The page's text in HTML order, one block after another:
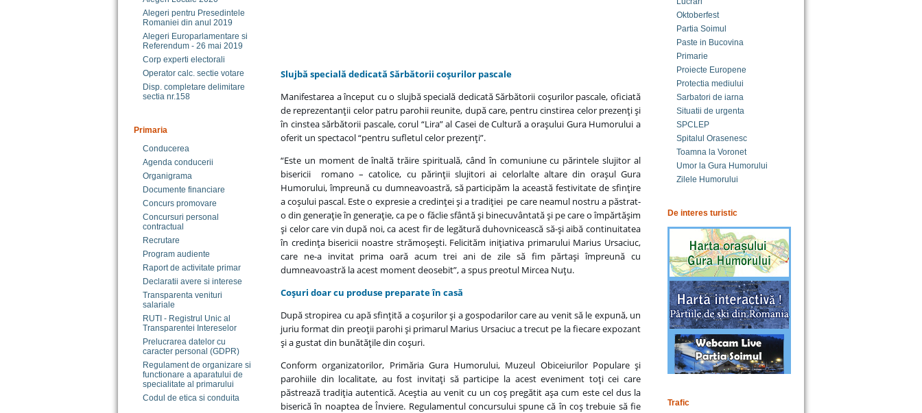
Alegeri pentru Presedintele
Romaniei din anul 2019
Alegeri Europarlamentare si
Referendum - 26 mai 2019
Corp experti electorali
Operator calc. sectie votare
Disp. completare delimitare
sectia nr.158
Primaria
Conducerea
Agenda conducerii
Organigrama
Documente financiare
Concurs promovare
Concursuri personal
contractual
Recrutare
Program audiente
Raport de activitate primar
Declaratii avere si interese
Transparenta venituri
salariale
RUTI - Registrul Unic al
Transparentei Intereselor
Prelucrarea datelor cu
caracter personal (GDPR)
Regulament de organizare si
functionare a aparatului de
specialitate al primarului
Codul de etica si conduita
Slujbă specială dedicată Sărbătorii coşurilor pascale
Manifestarea a început cu o slujbă specială dedicată Sărbătorii coşurilor pascale, oficiată
de reprezentanţii celor patru parohii reunite, după care, pentru cinstirea celor prezenţi şi
în cinstea sărbătorii pascale, corul “Lira” al Casei de Cultură a oraşului Gura Humorului a
oferit un spectacol “pentru sufletul celor prezenţi”.
“Este un moment de înaltă trăire spirituală, când în comuniune cu părintele slujitor al
bisericii romano – catolice, cu părinţii slujitori ai celorlalte altare din oraşul Gura
Humorului, împreună cu dumneavoastră, să participăm la această festivitate de sfinţire
a coşului pascal. Este o expresie a credinţei şi a tradiţiei pe care neamul nostru a păstrat-
o din generaţie în generaţie, ca pe o făclie sfântă şi binecuvântată şi pe care o împărtăşim
şi celor care vin după noi, ca acest fir de legătură duhovnicească să-şi aibă continuitatea
în credinţa bisericii noastre strămoşeşti. Felicităm iniţiativa primarului Marius Ursaciuc,
care ne-a invitat prima oară acum trei ani de zile să fim părtaşi împreună cu
dumneavoastră la acest moment deosebit”, a spus preotul Mircea Nuţu.
Coşuri doar cu produse preparate în casă
După stropirea cu apă sfinţită a coşurilor şi a gospodarilor care au venit să le expună, un
juriu format din preoţii parohi şi primarul Marius Ursaciuc a trecut pe la fiecare expozant
şi a gustat din bunătăţile din coşuri.
Conform organizatorilor, Primăria Gura Humorului, Muzeul Obiceiurilor Populare şi
parohiile din localitate, au fost invitaţi să participe la acest eveniment toţi cei care
păstrează tradiţia autentică. Aceştia au venit cu un coş pregătit aşa cum este cel dus la
biserică în noaptea de Înviere. Regulamentul concursului spune că în coş trebuie să fie
Oktoberfest
Partia Soimul
Paste in Bucovina
Primarie
Proiecte Europene
Protectia mediului
Sarbatori de iarna
Situatii de urgenta
SPCLEP
Spitalul Orasenesc
Toamna la Voronet
Umor la Gura Humorului
Zilele Humorului
De interes turistic
Trafic